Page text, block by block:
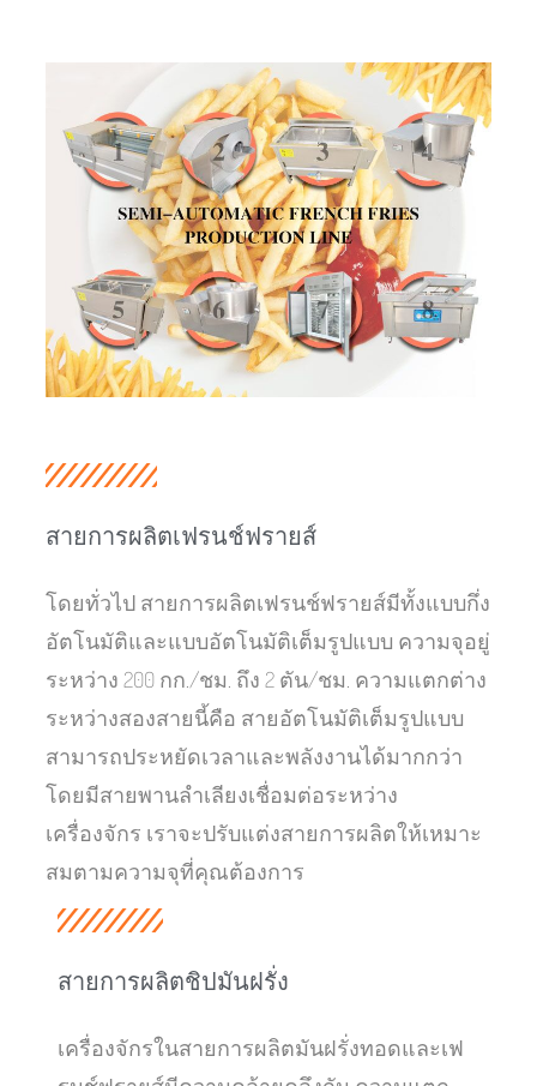
สายการผลิตเฟรนช์ฟรายส์
โดยทั่วไป สายการผลิตเฟรนช์ฟรายส์มีทั้งแบบกึ่ง
อัตโนมัติและแบบอัตโนมัติเต็มรูปแบบ ความจุอยู่
ระหว่าง 200 กก./ชม. ถึง 2 ตัน/ชม. ความแตกต่าง
ระหว่างสองสายนี้คือ สายอัตโนมัติเต็มรูปแบบ
สามารถประหยัดเวลาและพลังงานได้มากกว่า
โดยมีสายพานลำเลียงเชื่อมต่อระหว่าง
เครื่องจักร เราจะปรับแต่งสายการผลิตให้เหมาะ
สมตามความจุที่คุณต้องการ
สายการผลิตชิปมันฝรั่ง
เครื่องจักรในสายการผลิตมันฝรั่งทอดและเฟ